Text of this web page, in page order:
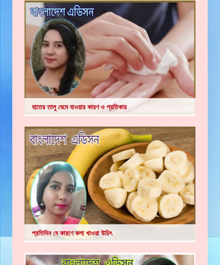
হাতের তালু ঘেমে যাওয়ার কারণ ও প্রতিকার
প্রতিদিন যে কারণে কলা খাওয়া উচিৎ